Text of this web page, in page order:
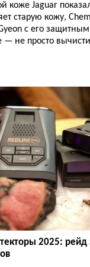
коже Jaguar
старую кожу,
с его
— не просто
2025: рейд